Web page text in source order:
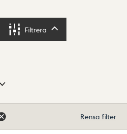
Filtrera
Rensa filter